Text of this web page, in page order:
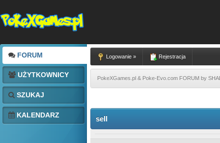
FORUM
UŻYTKOWNICY
SZUKAJ
KALENDARZ
Logowanie » Rejestracja
PokeXGames.pl & Poke-Evo.com FORUM by
sell